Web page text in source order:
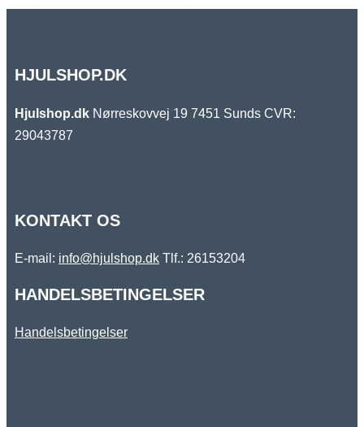
HJULSHOP.DK
Hjulshop.dk Nørreskovvej 19 7451 Sunds CVR:
29043787
KONTAKT OS
E-mail: info@hjulshop.dk Tlf.: 26153204
HANDELSBETINGELSER
Handelsbetingelser